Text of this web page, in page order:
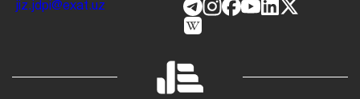
jiz.jdpi@exat.uz